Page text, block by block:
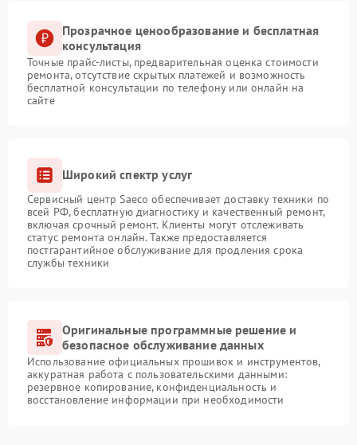
Прозрачное ценообразование и бесплатная
консультация
Точные прайс-листы, предварительная оценка стоимости
ремонта, отсутствие скрытых платежей и возможность
бесплатной консультации по телефону или онлайн на
сайте
Широкий спектр услуг
Сервисный центр Saeco обеспечивает доставку техники по
всей РФ, бесплатную диагностику и качественный ремонт,
включая срочный ремонт. Клиенты могут отслеживать
статус ремонта онлайн. Также предоставляется
постгарантийное обслуживание для продления срока
службы техники
Оригинальные программные решение и
безопасное обслуживание данных
Использование официальных прошивок и инструментов,
аккуратная работа с пользовательскими данными:
резервное копирование, конфиденциальность и
восстановление информации при необходимости